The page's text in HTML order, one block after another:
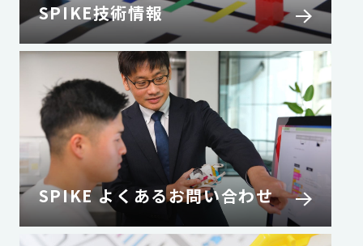
SPIKE技術情報
SPIKE よくあるお問い合わせ